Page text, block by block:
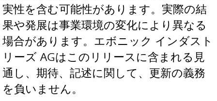
実性を含む可能性があります。実際の結
果や発展は事業環境の変化により異なる
場合があります。エボニック インダスト
リーズ AGはこのリリースに含まれる見
通し、期待、記述に関して、更新の義務
を負いません。